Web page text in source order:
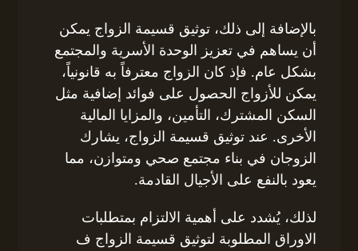
بالإضافة إلى ذلك، توثيق قسيمة الزواج يمكن
أن يساهم في تعزيز الوحدة الأسرية والمجتمع
بشكل عام. فإذ كان الزواج معترفاً به قانونياً،
يمكن للأزواج الحصول على فوائد إضافية مثل
السكن المشترك، التأمين، والمزايا المالية
الأخرى. عند توثيق قسيمة الزواج، يشارك
الزوجان في بناء مجتمع صحي ومتوازن، مما
يعود بالنفع على الأجيال القادمة.
لذلك، يُشدد على أهمية الالتزام بمتطلبات
الاوراق المطلوبة لتوثيق قسيمة الزواج ف